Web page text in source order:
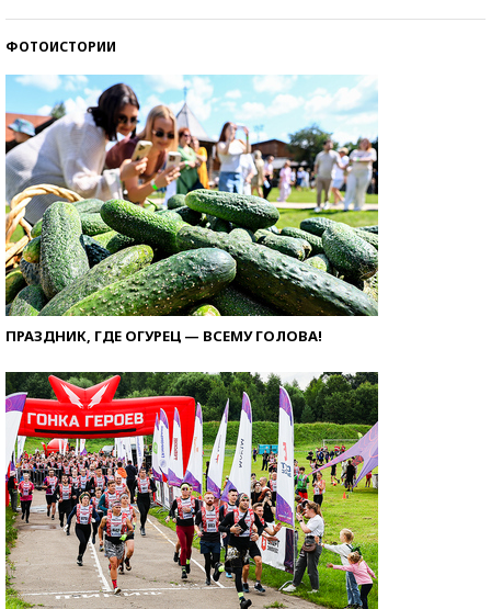
ФОТОИСТОРИИ
ПРАЗДНИК, ГДЕ ОГУРЕЦ — ВСЕМУ ГОЛОВА!